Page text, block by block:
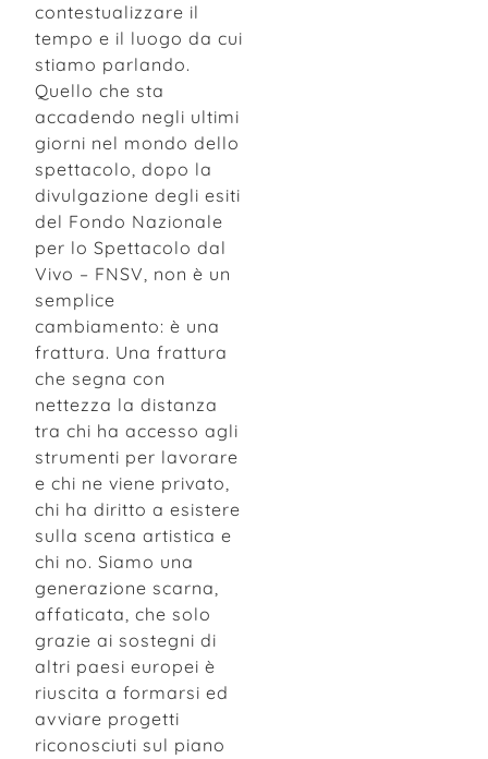
contestualizzare il
tempo e il luogo da cui
stiamo parlando.
Quello che sta
accadendo negli ultimi
giorni nel mondo dello
spettacolo, dopo la
divulgazione degli esiti
del Fondo Nazionale
per lo Spettacolo dal
Vivo – FNSV, non è un
semplice
cambiamento: è una
frattura. Una frattura
che segna con
nettezza la distanza
tra chi ha accesso agli
strumenti per lavorare
e chi ne viene privato,
chi ha diritto a esistere
sulla scena artistica e
chi no. Siamo una
generazione scarna,
affaticata, che solo
grazie ai sostegni di
altri paesi europei è
riuscita a formarsi ed
avviare progetti
riconosciuti sul piano